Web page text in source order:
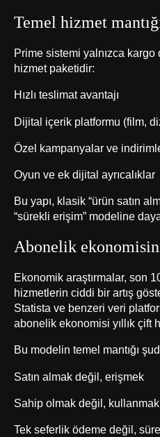
Temel hizmet
Prime sistemi yalnızca kargo
hizmet paketidir:
Hızlı teslimat avantajı
Dijital içerik platformu (film,
Özel kampanyalar ve
Oyun ve ek dijital ayrıcalıklar
Bu yapı, klasik “ürün satın
“sürekli erişim” modeline
Abonelik
Ekonomik araştırmalar, son
hizmetlerin ciddi bir artış
Statista ve benzeri veri
abonelik ekonomisi yıllık çift
Bu modelin temel mantığı
Satın almak değil, erişmek
Sahip olmak değil, kullanmak
Tek seferlik ödeme değil,